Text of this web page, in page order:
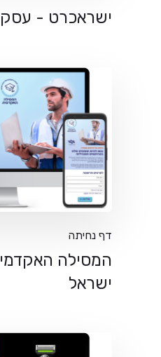
ישראכרט -
דף נחיתה
המסילה
ישראל